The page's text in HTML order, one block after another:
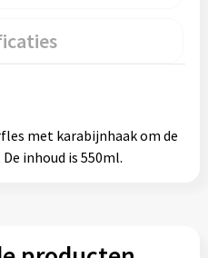
met karabijnhaak om de
inhoud is 550ml.